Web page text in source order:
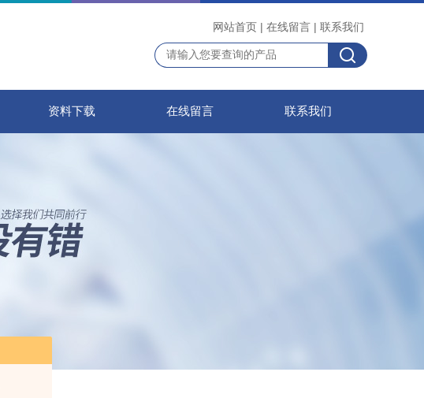
网站首页 | 在线留言 | 联系我们
资料下载 在线留言 联系我们